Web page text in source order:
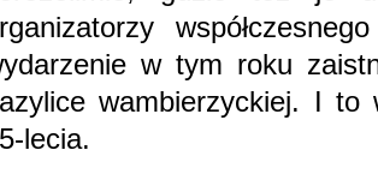
w tym roku
wambierzyckiej. I
lecia.